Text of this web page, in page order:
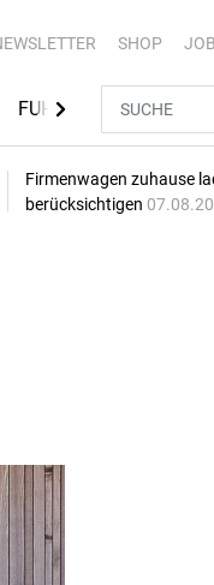
SHOP
FUHRPARK-TOOLS
Firmenwagen zuhause
berücksichtigen